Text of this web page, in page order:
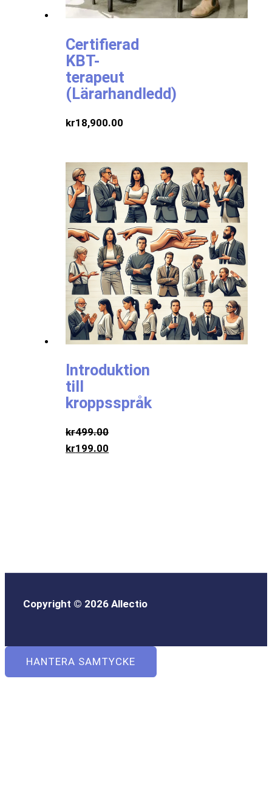
Certifierad
KBT-
terapeut
(Lärarhandledd)
kr18,900.00
Introduktion
till
kroppsspråk
kr499.00
kr199.00
Copyright © 2026 Allectio
HANTERA SAMTYCKE